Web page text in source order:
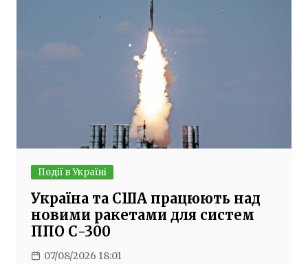
Події в Україні
Україна та США працюють над
новими ракетами для систем
ППО С-300
07/08/2026 18:01